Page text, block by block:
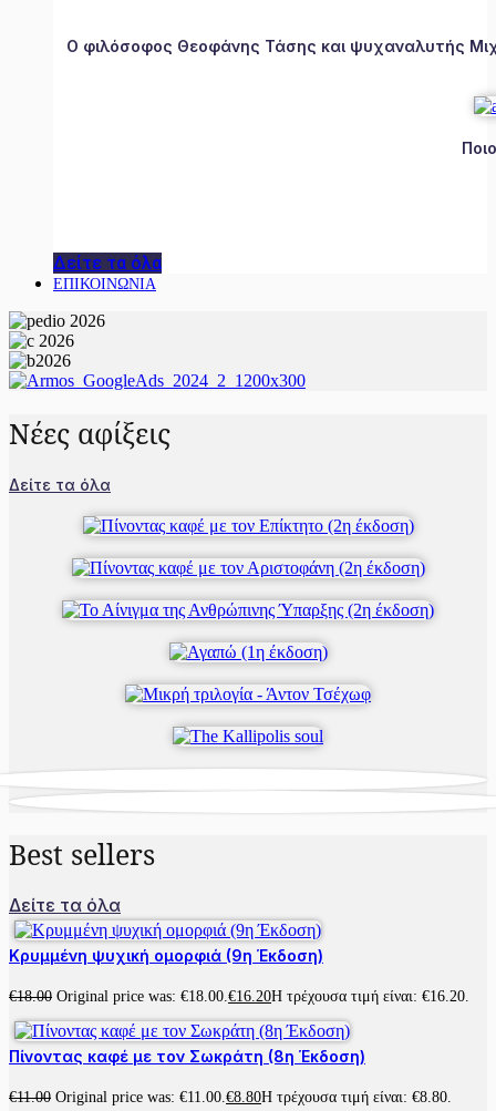
Ο φιλόσοφος Θεοφάνης Τάσης και ψυχαναλυτής
Δείτε τα όλα
ΕΠΙΚΟΙΝΩΝΙΑ
Νέες αφίξεις
Δείτε τα όλα
Best sellers
Δείτε τα όλα
Κρυμμένη ψυχική ομορφιά (9η Έκδοση)
€18.00 Original price was: €18.00.€16.20Η τρέχουσα τιμή είναι: €16.20.
Πίνοντας καφέ με τον Σωκράτη (8η Έκδοση)
€11.00 Original price was: €11.00.€8.80Η τρέχουσα τιμή είναι: €8.80.